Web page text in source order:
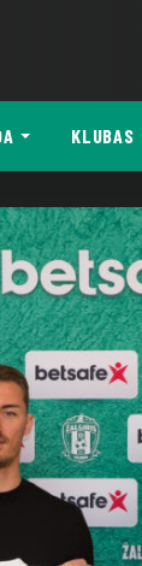
KLUBAS